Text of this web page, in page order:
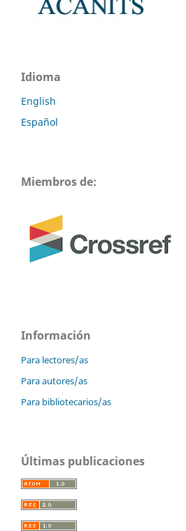
Idioma
English
Español
Miembros de:
Información
Para lectores/as
Para autores/as
Para bibliotecarios/as
Últimas publicaciones